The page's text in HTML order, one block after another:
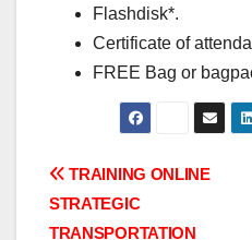
Flashdisk*.
Certificate of
FREE Bag or
Post
navigation
TRAINING ONLINE
STRATEGIC
TRANSPORTATION